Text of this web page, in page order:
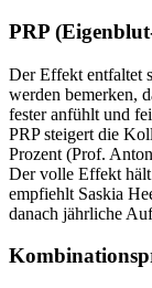
PRP
Der Effekt entfaltet
werden bemerken,
fester anfühlt und
PRP steigert die
Prozent (Prof.
Der volle Effekt
empfiehlt Saskia
danach jährliche